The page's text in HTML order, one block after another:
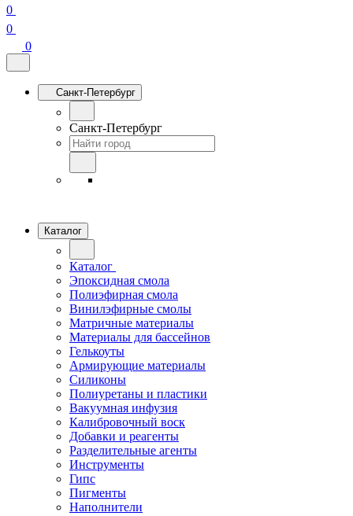
0
0
0
Санкт-Петербург
Санкт-Петербург
Каталог
Каталог
Эпоксидная смола
Полиэфирная смола
Винилэфирные смолы
Матричные материалы
Материалы для бассейнов
Гелькоуты
Армирующие материалы
Силиконы
Полиуретаны и пластики
Вакуумная инфузия
Калибровочный воск
Добавки и реагенты
Разделительные агенты
Инструменты
Гипс
Пигменты
Наполнители